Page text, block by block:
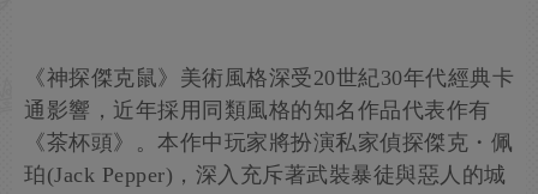
《神探傑克鼠》美術風格深受20世紀30年代經典卡
通影響，近年採用同類風格的知名作品代表作有
《茶杯頭》。本作中玩家將扮演私家偵探傑克・佩
珀(Jack Pepper)，深入充斥著武裝暴徒與惡人的城